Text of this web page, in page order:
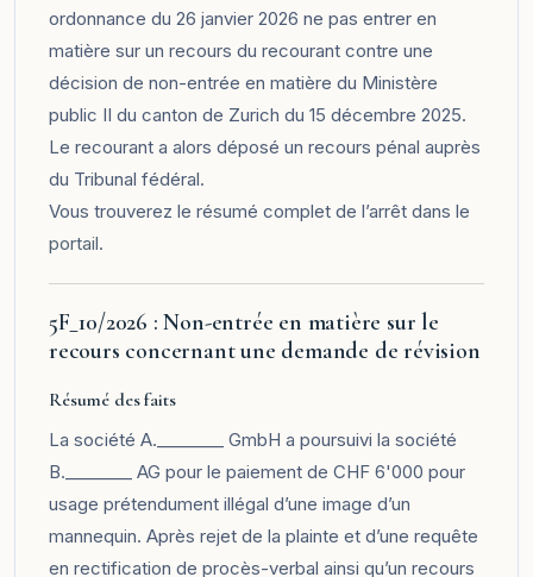
ordonnance du 26 janvier 2026 ne pas entrer en
matière sur un recours du recourant contre une
décision de non-entrée en matière du Ministère
public II du canton de Zurich du 15 décembre 2025.
Le recourant a alors déposé un recours pénal auprès
du Tribunal fédéral.
Vous trouverez le résumé complet de l’arrêt dans le
portail.
5F_10/2026 : Non-entrée en matière sur le
recours concernant une demande de révision
Résumé des faits
La société A.________ GmbH a poursuivi la société
B.________ AG pour le paiement de CHF 6'000 pour
usage prétendument illégal d’une image d’un
mannequin. Après rejet de la plainte et d’une requête
en rectification de procès-verbal ainsi qu’un recours